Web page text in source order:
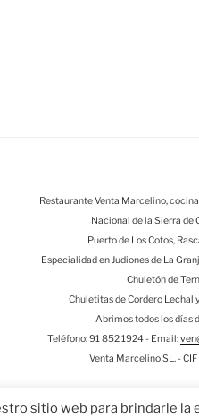
Restaurante Venta Marcelino,
Nacional de la Sierra de
Puerto de Los Cotos,
Especialidad en Judiones de La
Chuletón de
Chuletitas de Cordero Lechal
Abrimos todos los días
Teléfono: 91 852 1924 - Email:
Venta Marcelino SL. -
sitio web para brindarle